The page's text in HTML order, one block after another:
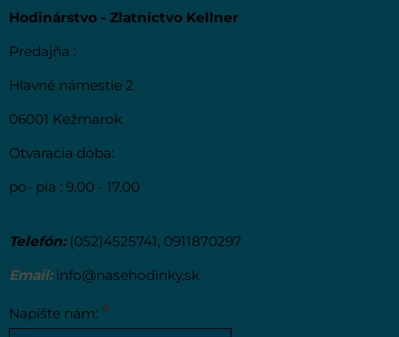
Hodinárstvo - Zlatníctvo Kellner
Predajňa :
Hlavné námestie 2
06001 Kežmarok
Otvaracia doba:
po- pia : 9.00 - 17.00
Telefón:(052)4525741, 0911870297
Email: info@nasehodinky.sk
Napíšte nám: *